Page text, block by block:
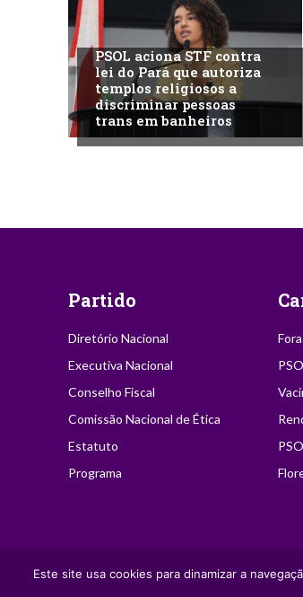
PSOL aciona STF contra
lei do Pará que autoriza
templos religiosos a
discriminar pessoas
trans em banheiros
Partido
Diretório Nacional
Executiva Nacional
Conselho Fiscal
Comissão Nacional de Ética
Estatuto
Programa
fonte.
Este site usa cookies para dinamizar a